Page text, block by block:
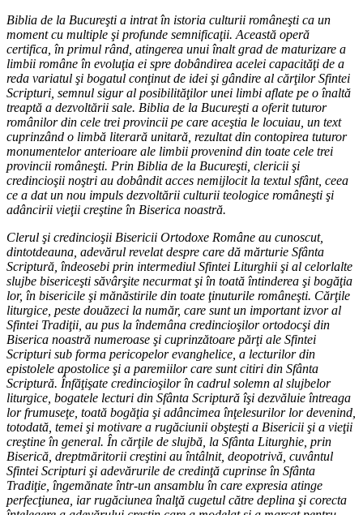
Biblia de la Bucureşti a intrat în istoria culturii româneşti ca un
moment cu multiple şi profunde semnificaţii. Această operă
certifica, în primul rând, atingerea unui înalt grad de maturizare a
limbii române în evoluţia ei spre dobândirea acelei capacităţi de a
reda variatul şi bogatul conţinut de idei şi gândire al cărţilor Sfintei
Scripturi, semnul sigur al posibilităţilor unei limbi aflate pe o înaltă
treaptă a dezvoltării sale. Biblia de la Bucureşti a oferit tuturor
românilor din cele trei provincii pe care aceştia le locuiau, un text
cuprinzând o limbă literară unitară, rezultat din contopirea tuturor
monumentelor anterioare ale limbii provenind din toate cele trei
provincii româneşti. Prin Biblia de la Bucureşti, clericii şi
credincioşii noştri au dobândit acces nemijlocit la textul sfânt, ceea
ce a dat un nou impuls dezvoltării culturii teologice româneşti şi
adâncirii vieţii creştine în Biserica noastră.
Clerul şi credincioşii Bisericii Ortodoxe Române au cunoscut,
dintotdeauna, adevărul revelat despre care dă mărturie Sfânta
Scriptură, îndeosebi prin intermediul Sfintei Liturghii şi al celorlalte
slujbe bisericeşti săvârşite necurmat şi în toată întinderea şi bogăţia
lor, în bisericile şi mănăstirile din toate ţinuturile româneşti. Cărţile
liturgice, peste douăzeci la număr, care sunt un important izvor al
Sfintei Tradiţii, au pus la îndemâna credincioşilor ortodocşi din
Biserica noastră numeroase şi cuprinzătoare părţi ale Sfintei
Scripturi sub forma pericopelor evanghelice, a lecturilor din
epistolele apostolice şi a paremiilor care sunt citiri din Sfânta
Scriptură. Înfăţişate credincioşilor în cadrul solemn al slujbelor
liturgice, bogatele lecturi din Sfânta Scriptură îşi dezvăluie întreaga
lor frumuseţe, toată bogăţia şi adâncimea înţelesurilor lor devenind,
totodată, temei şi motivare a rugăciunii obşteşti a Bisericii şi a vieţii
creştine în general. În cărţile de slujbă, la Sfânta Liturghie, prin
Biserică, dreptmăritorii creştini au întâlnit, deopotrivă, cuvântul
Sfintei Scripturi şi adevărurile de credinţă cuprinse în Sfânta
Tradiţie, îngemănate într-un ansamblu în care expresia atinge
perfecţiunea, iar rugăciunea înalţă cugetul către deplina şi corecta